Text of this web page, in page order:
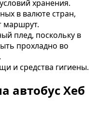
хранения.
в валюте стран,
маршрут.
плед, поскольку в
прохладно во
и средства гигиены.
автобус Хеб